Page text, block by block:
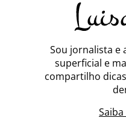
Sou jornalista e
superficial e
compartilho